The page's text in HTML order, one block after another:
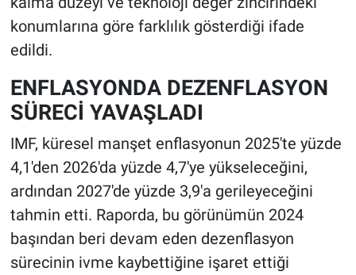
konumlarına göre farklılık gösterdiği ifade
edildi.
ENFLASYONDA DEZENFLASYON
SÜRECİ YAVAŞLADI
IMF, küresel manşet enflasyonun 2025'te yüzde
4,1'den 2026'da yüzde 4,7'ye yükseleceğini,
ardından 2027'de yüzde 3,9'a gerileyeceğini
tahmin etti. Raporda, bu görünümün 2024
başından beri devam eden dezenflasyon
sürecinin ivme kaybettiğine işaret ettiği